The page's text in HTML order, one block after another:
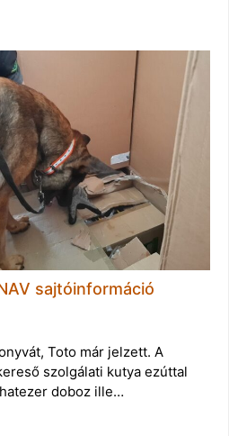
sajtóinformáció
Toto már jelzett. A
szolgálati kutya ezúttal
doboz ille…